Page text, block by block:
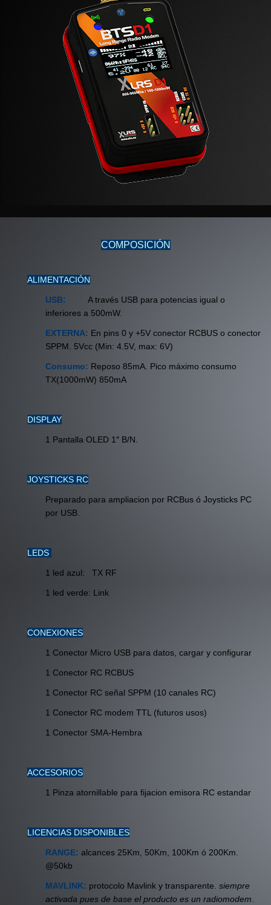
COMPOSICIÓN
ALIMENTACIÓN
USB: A través USB para potencias igual o
inferiores a 500mW.
EXTERNA: En pins 0 y +5V conector RCBUS o conector
SPPM. 5Vcc (Min: 4.5V, max: 6V)
Consumo: Reposo 85mA. Pico máximo consumo
TX(1000mW) 850mA
DISPLAY
1 Pantalla OLED 1″ B/N.
JOYSTICKS RC
Preparado para ampliacion por RCBus ó Joysticks PC
por USB.
LEDS
1 led azul: TX RF
1 led verde: Link
CONEXIONES
1 Conector Micro USB para datos, cargar y configurar
1 Conector RC RCBUS
1 Conector RC señal SPPM (10 canales RC)
1 Conector RC modem TTL (futuros usos)
1 Conector SMA-Hembra
ACCESORIOS
1 Pinza atornillable para fijacion emisora RC estandar
LICENCIAS DISPONIBLES
RANGE: alcances 25Km, 50Km, 100Km ó 200Km.
@50kb
MAVLINK: protocolo Mavlink y transparente. siempre
activada pues de base el producto es un radiomodem